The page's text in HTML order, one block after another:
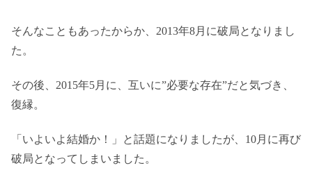
そんなこともあったからか、2013年8月に破局となりまし
た。
その後、2015年5月に、互いに”必要な存在”だと気づき、
復縁。
「いよいよ結婚か！」と話題になりましたが、10月に再び
破局となってしまいました。